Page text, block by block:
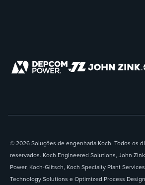
© 2026 Soluções de engenharia Koch. Todos os
reservados. Koch Engineered Solutions, John
Power, Koch-Glitsch, Koch Specialty Plant
Technology Solutions e Optimized Process